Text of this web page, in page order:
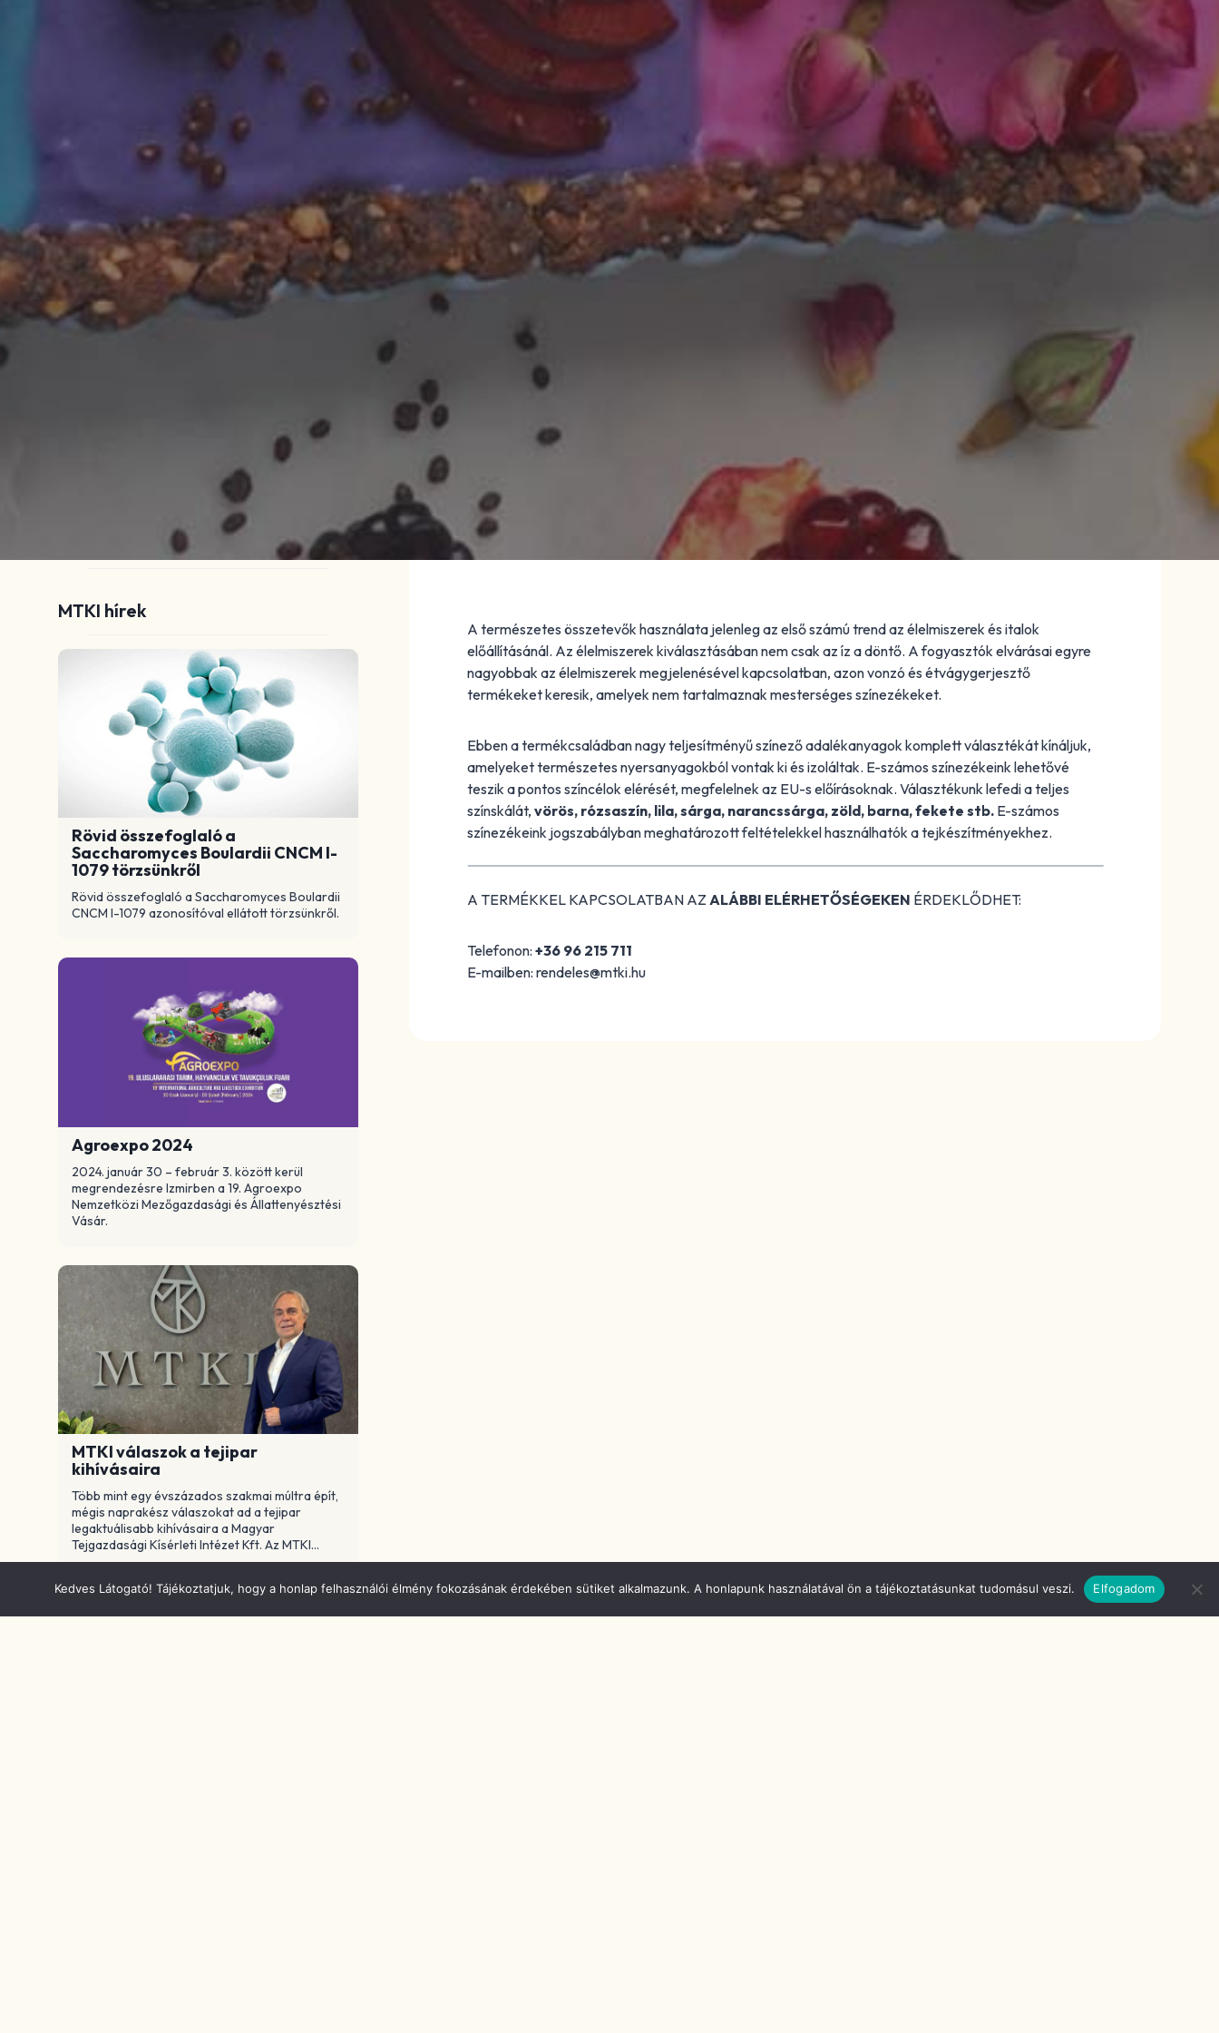
A természetes összetevők használata jelenleg az első számú trend az élelmiszerek és italok
előállításánál. Az élelmiszerek kiválasztásában nem csak az íz a döntő. A fogyasztók elvárásai egyre
nagyobbak az élelmiszerek megjelenésével kapcsolatban, azon vonzó és étvágygerjesztő
termékeket keresik, amelyek nem tartalmaznak mesterséges színezékeket.
Ebben a termékcsaládban nagy teljesítményű színező adalékanyagok komplett választékát kínáljuk,
amelyeket természetes nyersanyagokból vontak ki és izoláltak. E-számos színezékeink lehetővé
teszik a pontos színcélok elérését, megfelelnek az EU-s előírásoknak. Választékunk lefedi a teljes
színskálát,vörös, rózsaszín, lila, sárga, narancssárga, zöld, barna, fekete stb. E-számos
színezékeink jogszabályban meghatározott feltételekkel használhatók a tejkészítményekhez.
A TERMÉKKEL KAPCSOLATBAN AZALÁBBI ELÉRHETŐSÉGEKEN ÉRDEKLŐDHET:
Telefonon:+36 96 215 711
E-mailben: rendeles@mtki.hu
MTKI hírek
Rövid összefoglaló a
Saccharomyces Boulardii CNCM I-
1079 törzsünkről
Rövid összefoglaló a Saccharomyces Boulardii
CNCM I-1079 azonosítóval ellátott törzsünkről.
Agroexpo 2024
2024. január 30 – február 3. között kerül
megrendezésre Izmirben a 19. Agroexpo
Nemzetközi Mezőgazdasági és Állattenyésztési
Vásár.
MTKI válaszok a tejipar
kihívásaira
Több mint egy évszázados szakmai múltra épít,
mégis naprakész válaszokat ad a tejipar
legaktuálisabb kihívásaira a Magyar
Tejgazdasági Kísérleti Intézet Kft. Az MTKI...
Kedves Látogató! Tájékoztatjuk, hogy a honlap felhasználói élmény fokozásának érdekében sütiket alkalmazunk. A honlapunk használatával ön a tájékoztatásunkat tudomásul veszi. Elfogadom